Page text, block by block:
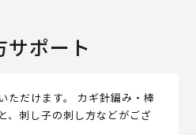
サポート
ただけます。 カギ針編み・棒
、刺し子の刺し方などがござ